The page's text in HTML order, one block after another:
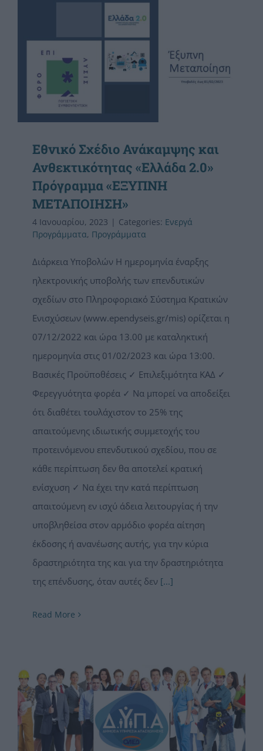
Εθνικό Σχέδιο Ανάκαμψης και
Ανθεκτικότητας «Ελλάδα 2.0»
Πρόγραμμα «ΕΞΥΠΝΗ
ΜΕΤΑΠΟΙΗΣΗ»
4 Ιανουαρίου, 2023 | Categories: Ενεργά
Προγράμματα, Προγράμματα
Διάρκεια Υποβολών Η ημερομηνία έναρξης
ηλεκτρονικής υποβολής των επενδυτικών
σχεδίων στο Πληροφοριακό Σύστημα Κρατικών
Ενισχύσεων (www.ependyseis.gr/mis) ορίζεται η
07/12/2022 και ώρα 13.00 με καταληκτική
ημερομηνία στις 01/02/2023 και ώρα 13:00.
Βασικές Προϋποθέσεις ✓ Επιλεξιμότητα ΚΑΔ ✓
Φερεγγυότητα φορέα ✓ Να μπορεί να αποδείξει
ότι διαθέτει τουλάχιστον το 25% της
απαιτούμενης ιδιωτικής συμμετοχής του
προτεινόμενου επενδυτικού σχεδίου, που σε
κάθε περίπτωση δεν θα αποτελεί κρατική
ενίσχυση ✓ Να έχει την κατά περίπτωση
απαιτούμενη εν ισχύ άδεια λειτουργίας ή την
υποβληθείσα στον αρμόδιο φορέα αίτηση
έκδοσης ή ανανέωσης αυτής, για την κύρια
δραστηριότητα της και για την δραστηριότητα
της επένδυσης, όταν αυτές δεν [...]
Read More